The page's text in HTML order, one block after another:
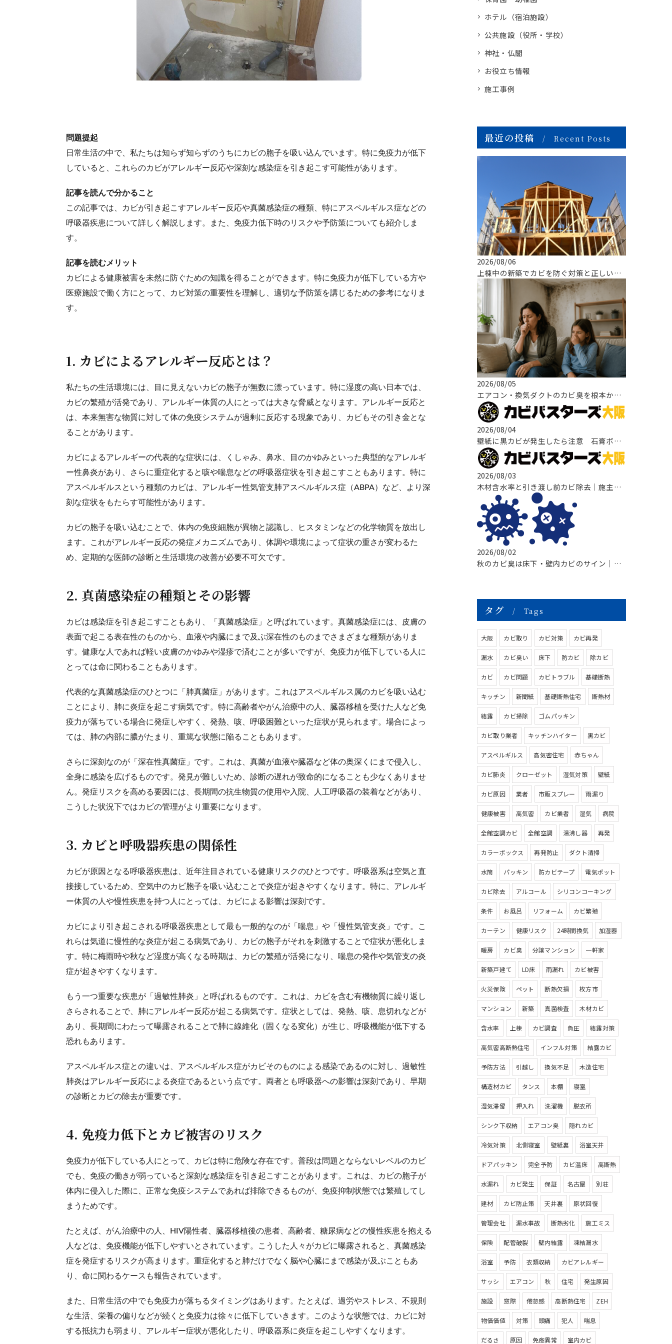
問題提起
日常生活の中で、私たちは知らず知らずのうちにカビの胞子を吸い込んでいます。 特に免疫力が低下
していると、これらのカビがアレルギー反応や深刻な感染症を引き起こす可能性があります。
記事を読んで分かること
この記事では、カビが引き起こすアレルギー反応や真菌感染症の種類、特にアスペルギルス症などの
呼吸器疾患について詳しく解説します。
また、免疫力低下時のリスクや予防策についても紹介しま
す。
記事を読むメリット
カビによる健康被害を未然に防ぐための知識を得ることができます。 特に免疫力が低下している方や
医療施設で働く方にとって、カビ対策の重要性を理解し、適切な予防策を講じるための参考になりま
す。
1. カビによるアレルギー反応とは？
私たちの生活環境には、目に見えないカビの胞子が無数に漂っています。特に湿度の高い日本では、
カビの繁殖が活発であり、アレルギー体質の人にとっては大きな脅威となります。アレルギー反応と
は、本来無害な物質に対して体の免疫システムが過剰に反応する現象であり、カビもその引き金とな
ることがあります。
カビによるアレルギーの代表的な症状には、くしゃみ、鼻水、目のかゆみといった典型的なアレルギ
ー性鼻炎があり、さらに重症化すると咳や喘息などの呼吸器症状を引き起こすこともあります。特に
アスペルギルスという種類のカビは、アレルギー性気管支肺アスペルギルス症（ABPA）など、より深
刻な症状をもたらす可能性があります。
カビの胞子を吸い込むことで、体内の免疫細胞が異物と認識し、ヒスタミンなどの化学物質を放出し
ます。これがアレルギー反応の発症メカニズムであり、体調や環境によって症状の重さが変わるた
め、定期的な医師の診断と生活環境の改善が必要不可欠です。
2. 真菌感染症の種類とその影響
カビは感染症を引き起こすこともあり、「真菌感染症」と呼ばれています。真菌感染症には、皮膚の
表面で起こる表在性のものから、血液や内臓にまで及ぶ深在性のものまでさまざまな種類がありま
す。健康な人であれば軽い皮膚のかゆみや湿疹で済むことが多いですが、免疫力が低下している人に
とっては命に関わることもあります。
代表的な真菌感染症のひとつに「肺真菌症」があります。これはアスペルギルス属のカビを吸い込む
ことにより、肺に炎症を起こす病気です。特に高齢者やがん治療中の人、臓器移植を受けた人など免
疫力が落ちている場合に発症しやすく、発熱、咳、呼吸困難といった症状が見られます。場合によっ
ては、肺の内部に膿がたまり、重篤な状態に陥ることもあります。
さらに深刻なのが「深在性真菌症」です。これは、真菌が血液や臓器など体の奥深くにまで侵入し、
全身に感染を広げるものです。発見が難しいため、診断の遅れが致命的になることも少なくありませ
ん。発症リスクを高める要因には、長期間の抗生物質の使用や入院、人工呼吸器の装着などがあり、
こうした状況下ではカビの管理がより重要になります。
3. カビと呼吸器疾患の関係性
カビが原因となる呼吸器疾患は、近年注目されている健康リスクのひとつです。呼吸器系は空気と直
接接しているため、空気中のカビ胞子を吸い込むことで炎症が起きやすくなります。特に、アレルギ
ー体質の人や慢性疾患を持つ人にとっては、カビによる影響は深刻です。
カビにより引き起こされる呼吸器疾患として最も一般的なのが「喘息」や「慢性気管支炎」です。こ
れらは気道に慢性的な炎症が起こる病気であり、カビの胞子がそれを刺激することで症状が悪化しま
す。特に梅雨時や秋など湿度が高くなる時期は、カビの繁殖が活発になり、喘息の発作や気管支の炎
症が起きやすくなります。
もう一つ重要な疾患が「過敏性肺炎」と呼ばれるものです。これは、カビを含む有機物質に繰り返し
さらされることで、肺にアレルギー反応が起こる病気です。症状としては、発熱、咳、息切れなどが
あり、長期間にわたって曝露されることで肺に線維化（固くなる変化）が生じ、呼吸機能が低下する
恐れもあります。
アスペルギルス症との違いは、アスペルギルス症がカビそのものによる感染であるのに対し、過敏性
肺炎はアレルギー反応による炎症であるという点です。両者とも呼吸器への影響は深刻であり、早期
の診断とカビの除去が重要です。
4. 免疫力低下とカビ被害のリスク
免疫力が低下している人にとって、カビは特に危険な存在です。普段は問題とならないレベルのカビ
でも、免疫の働きが弱っていると深刻な感染症を引き起こすことがあります。これは、カビの胞子が
体内に侵入した際に、正常な免疫システムであれば排除できるものが、免疫抑制状態では繁殖してし
まうためです。
たとえば、がん治療中の人、HIV陽性者、臓器移植後の患者、高齢者、糖尿病などの慢性疾患を抱える
人などは、免疫機能が低下しやすいとされています。こうした人々がカビに曝露されると、真菌感染
症を発症するリスクが高まります。重症化すると肺だけでなく脳や心臓にまで感染が及ぶこともあ
り、命に関わるケースも報告されています。
また、日常生活の中でも免疫力が落ちるタイミングはあります。たとえば、過労やストレス、不規則
な生活、栄養の偏りなどが続くと免疫力は徐々に低下していきます。このような状態では、カビに対
する抵抗力も弱まり、アレルギー症状が悪化したり、呼吸器系に炎症を起こしやすくなります。
ホテル（宿泊施設）
公共施設（役所・学校）
神社・仏閣
お役立ち情報
施工事例
最近の投稿 Recent Posts
2026/08/06
上棟中の新築でカビを防ぐ対策と正しい対応とは！
2026/08/05
エアコン・換気ダクトのカビ臭を根本から改善する方法
2026/08/04
壁紙に黒カビが発生したら注意 石膏ボードまで広がる原因と正しい改善方法
2026/08/03
木材含水率と引き渡し前カビ除去｜施主検査前に知っておきたい原因・対策・
2026/08/02
秋のカビ臭は床下・壁内カビのサイン｜基礎断熱住宅で増える原因と対策
タグ Tags
大阪 カビ取り カビ対策 カビ再発
漏水 カビ臭い 床下 防カビ 除カビ
カビ カビ問題 カビトラブル 基礎断熱
キッチン 新聞紙 基礎断熱住宅 断熱材
結露 カビ掃除 ゴムパッキン
カビ取り業者 キッチンハイター 黒カビ
アスペルギルス 高気密住宅 赤ちゃん
カビ肺炎 クローゼット 湿気対策 壁紙
カビ原因 業者 市販スプレー 雨漏り
健康被害 高気密 カビ業者 湿気 病院
全館空調カビ 全館空調 湯沸し器 再発
カラーボックス 再発防止 ダクト清掃
水筒 パッキン 防カビテープ 電気ポット
カビ除去 アルコール シリコンコーキング
条件 お風呂 リフォーム カビ繁殖
カーテン 健康リスク 24時間換気 加湿器
暖房 カビ臭 分譲マンション 一軒家
新築戸建て LD床 雨漏れ カビ被害
火災保険 ペット 断熱欠損 枚方市
マンション 新築 真菌検査 木材カビ
含水率 上棟 カビ調査 負圧 結露対策
高気密高断熱住宅 インフル対策 結露カビ
予防方法 引越し 換気不足 木造住宅
構造材カビ タンス 本棚 寝室
湿気滞留 押入れ 洗濯機 脱衣所
シンク下収納 エアコン臭 隠れカビ
冷気対策 北側寝室 壁紙裏 浴室天井
ドアパッキン 完全予防 カビ温床 高断熱
水漏れ カビ発生 保証 名古屋 別荘
建材 カビ防止策 天井裏 原状回復
管理会社 漏水事故 断熱劣化 施工ミス
保険 配管破裂 壁内結露 凍結漏水
浴室 予防 衣類収納 カビアレルギー
サッシ エアコン 秋 住宅 発生原因
施設 窓際 倦怠感 高断熱住宅 ZEH
物価価値 対策 頭痛 犯人 喘息
だるさ 原因 免疫異常 室内カビ